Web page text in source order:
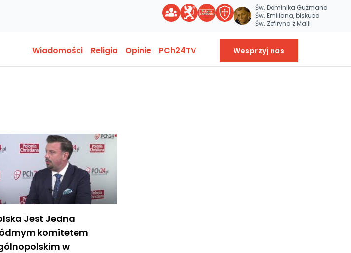
Św. Dominika Guzmana
Św. Emiliana, biskupa
Św. Zefiryna z Malii
Wiadomości Religia Opinie PCh24TV Wesprzyj nas
Jest Jedna
komitetem
w